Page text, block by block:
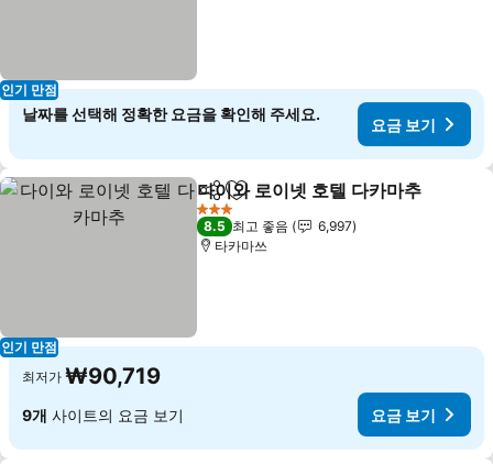
인기 만점
날짜를 선택해 정확한 요금을 확인해 주세요.
요금 보기
인기 만점
공유 즐겨찾기에 추가
다이와 로이넷 호텔 다카마추
3 성급
8.5 최고 좋음
6,997
타카마쓰
최저가 ₩90,719
9개 사이트의 요금 보기 요금 보기